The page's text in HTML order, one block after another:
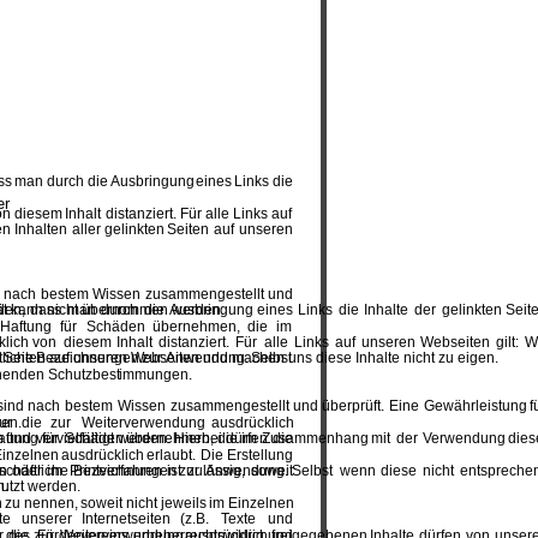
dass man durch die Ausbringung eines Links die Inhalte der gelinkten
von diesem Inhalt distanziert. Für alle Links auf unseren Webseiten gilt:
auf unseren Webseiten und machen uns diese Inhalte nicht zu eigen.
nach bestem Wissen zusammengestellt und überprüft. Eine Gewährleistung
für Schäden übernehmen,die im Zusammenhang mit der Verwendung
Bezeichnungenzur Anwendung. Selbst wenn diese nicht
man durch die Ausbringungeines Links die
diesem Inhalt distanziert. Für alle Links auf
Inhalten aller gelinkten Seiten auf unseren
nach bestem Wissen zusammengestelltund
kann nicht übernommen werden.
Haftung für Schäden übernehmen, die im
Bezeichnungenzur Anwendung.Selbst
Schutzbestimmungen.
die zur Weiterverwendung ausdrücklich
und vervielfältigt werden. Hierbeidürfen die
ausdrücklich erlaubt. Die Erstellung
oder im Printverfahren ist zulässig, soweit
werden.
zu nennen,soweit nicht jeweilsim Einzelnen
unserer Internetseiten (z.B. Texte
und